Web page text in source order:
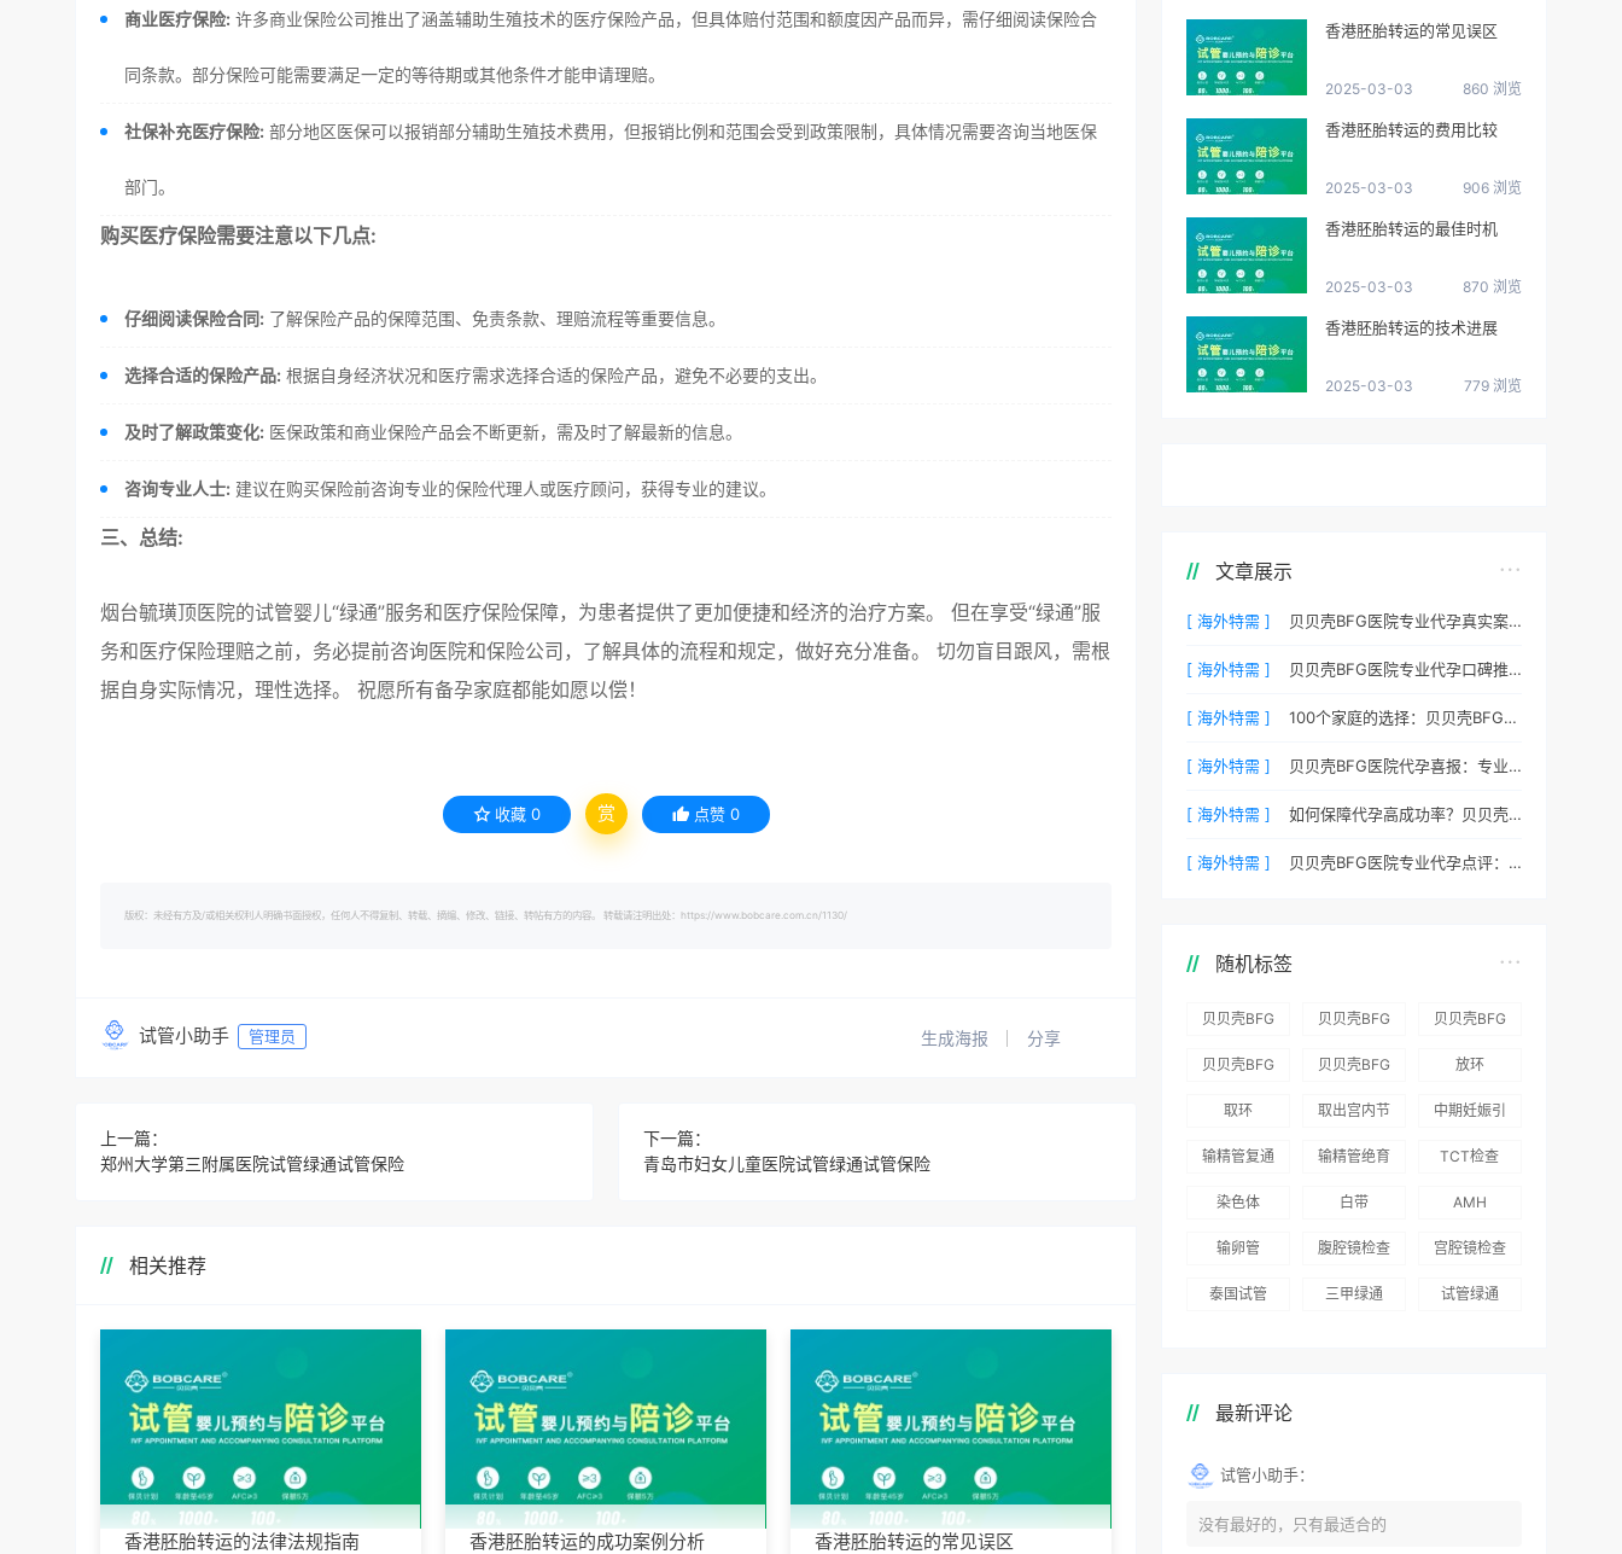
商业医疗保险: 许多商业保险公司推出了涵盖辅助生殖技术的医疗保险产品，但具体赔付范围和额度因产品而异，需仔细阅读保险合
同条款。部分保险可能需要满足一定的等待期或其他条件才能申请理赔。
社保补充医疗保险: 部分地区医保可以报销部分辅助生殖技术费用，但报销比例和范围会受到政策限制，具体情况需要咨询当地医保
部门。
购买医疗保险需要注意以下几点:
仔细阅读保险合同: 了解保险产品的保障范围、免责条款、理赔流程等重要信息。
选择合适的保险产品: 根据自身经济状况和医疗需求选择合适的保险产品，避免不必要的支出。
及时了解政策变化: 医保政策和商业保险产品会不断更新，需及时了解最新的信息。
咨询专业人士: 建议在购买保险前咨询专业的保险代理人或医疗顾问，获得专业的建议。
三、总结:
烟台毓璜顶医院的试管婴儿“绿通”服务和医疗保险保障，为患者提供了更加便捷和经济的治疗方案。 但在享受“绿通”服
务和医疗保险理赔之前，务必提前咨询医院和保险公司，了解具体的流程和规定，做好充分准备。 切勿盲目跟风，需根
据自身实际情况，理性选择。 祝愿所有备孕家庭都能如愿以偿！
收藏 0 赏 点赞 0
版权：未经有方及/或相关权利人明确书面授权，任何人不得复制、转载、摘编、修改、链接、转帖有方的内容。 转载请注明出处：https://www.bobcare.com.cn/1130/
试管小助手 管理员 生成海报 分享
上一篇：
郑州大学第三附属医院试管绿通试管保险
下一篇：
青岛市妇女儿童医院试管绿通试管保险
相关推荐
香港胚胎转运的法律法规指南 香港胚胎转运的成功案例分析 香港胚胎转运的常见误区
香港胚胎转运的常见误区
2025-03-03 860 浏览
香港胚胎转运的费用比较
2025-03-03 906 浏览
香港胚胎转运的最佳时机
2025-03-03 870 浏览
香港胚胎转运的技术进展
2025-03-03 779 浏览
文章展示
[ 海外特需 ] 贝贝壳BFG医院专业代孕真实案例：他们是如何在这里圆梦的
[ 海外特需 ] 贝贝壳BFG医院专业代孕口碑推荐：听听老客户的真实评价
[ 海外特需 ] 100个家庭的选择：贝贝壳BFG医院专业代孕成功案例分享
[ 海外特需 ] 贝贝壳BFG医院代孕喜报：专业代孕让生命延续更简单
[ 海外特需 ] 如何保障代孕高成功率？贝贝壳BFG医院专业代孕方案解析
[ 海外特需 ] 贝贝壳BFG医院专业代孕点评：高成功率背后的医疗神话
随机标签
贝贝壳BFG
坦就诊患者
贝贝壳BFG
96.3%，“医
得分最高
贝贝壳BFG
划”：抱娃
贝贝壳BFG
资源库志愿
贝贝壳BFG
海外辅助生
放环
取环
取出宫内节
中期妊娠引
输精管复通
输精管绝育
TCT检查
染色体 白带 AMH
输卵管 腹腔镜检查 宫腔镜检查
泰国试管 三甲绿通 试管绿通
最新评论
试管小助手：
没有最好的，只有最适合的